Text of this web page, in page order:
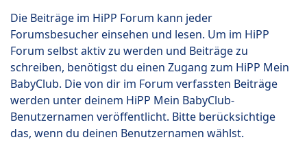
Die Beiträge im HiPP Forum kann jeder
Forumsbesucher einsehen und lesen. Um im HiPP
Forum selbst aktiv zu werden und Beiträge zu
schreiben, benötigst du einen Zugang zum HiPP Mein
BabyClub. Die von dir im Forum verfassten Beiträge
werden unter deinem HiPP Mein BabyClub-
Benutzernamen veröffentlicht. Bitte berücksichtige
das, wenn du deinen Benutzernamen wählst.